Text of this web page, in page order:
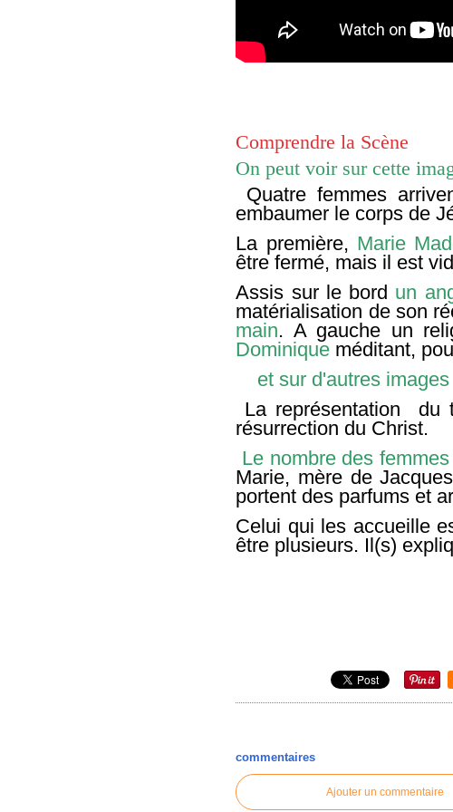
Comprendre la Scène
On peut voir sur cette
Quatre femmes
embaumer le corps de
La première, Marie
être fermé, mais il est
Assis sur le bord un
matérialisation de son
main. A gauche un
Dominique méditant,
et sur d'autres images
La représentation du
résurrection du Christ.
Le nombre des
Marie, mère de
portent des parfums et
Celui qui les accueille
être plusieurs. Il(s)
commentaires
Ajouter un commentaire